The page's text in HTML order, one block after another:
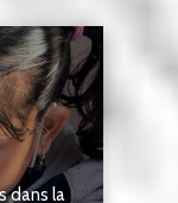
dans la